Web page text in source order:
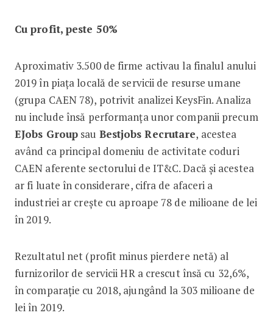
Cu profit, peste 50%
Aproximativ 3.500 de firme activau la finalul anului
2019 în piața locală de servicii de resurse umane
(grupa CAEN 78), potrivit analizei KeysFin. Analiza
nu include însă performanța unor companii precum
EJobs Group sau Bestjobs Recrutare, acestea
având ca principal domeniu de activitate coduri
CAEN aferente sectorului de IT&C. Dacă și acestea
ar fi luate în considerare, cifra de afaceri a
industriei ar crește cu aproape 78 de milioane de lei
în 2019.
Rezultatul net (profit minus pierdere netă) al
furnizorilor de servicii HR a crescut însă cu 32,6%,
în comparație cu 2018, ajungând la 303 milioane de
lei în 2019.